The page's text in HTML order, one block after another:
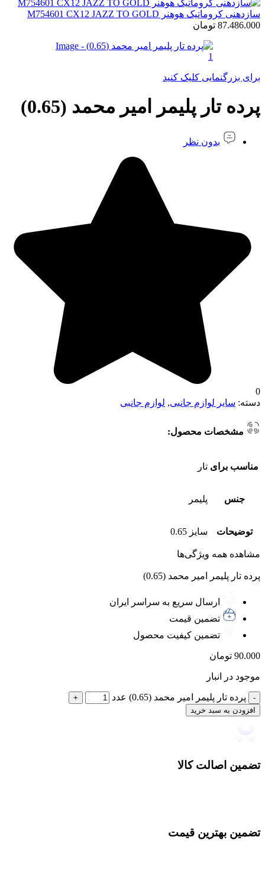
سازدهنی کروماتیک هوهنر M754601 CX12 JAZZ TO GOLD
87.486.000 تومان
برای بزرگنمایی کلیک کنید
پرده تار پلیمر امیر محمد (0.65)
بدون نظر
0
دسته: سایر لوازم جانبی, لوازم جانبی
مشخصات محصول:
مناسب برای تار
جنس پلیمر
توضیحات سایز 0.65
مشاهده همه ویژگی‌ها
پرده تار پلیمر امیر محمد (0.65)
ارسال سریع به سراسر ایران
تضمین قیمت
تضمین کیفیت محصول
90.000 تومان
موجود در انبار
پرده تار پلیمر امیر محمد (0.65) عدد
افزودن به سبد خرید
تضمین اصالت کالا
تضمین بهترین قیمت